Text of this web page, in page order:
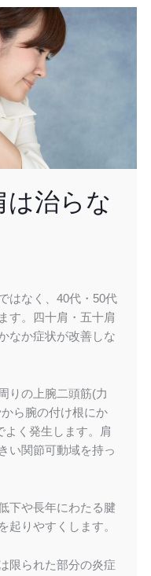
は治らな
はなく、40代・50代
す。四十肩・五十肩
なか症状が改善しな
りの上腕二頭筋(力
ら腕の付け根にか
よく発生します。肩
い関節可動域を持っ
下や長年にわたる腱
起りやすくします。
限られた部分の炎症